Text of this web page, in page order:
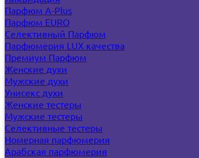
Парфюм A-Plus
Парфюм EURO
Селективный Парфюм
Парфюмерия LUX качества
Премиум Парфюм
Женские духи
Мужские духи
Унисекс духи
Женские тестеры
Мужские тестеры
Селективные тестеры
Номерная парфюмерия
Арабская парфюмерия